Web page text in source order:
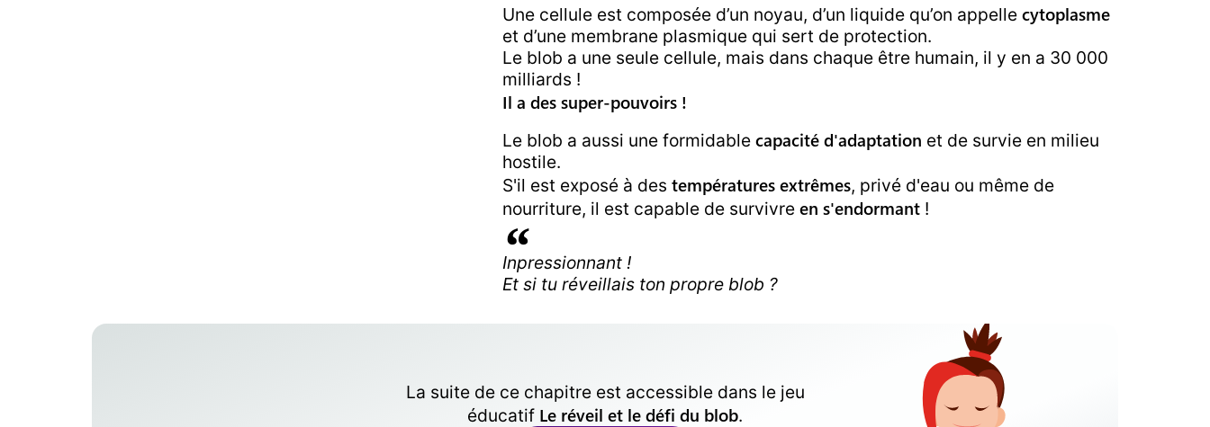
Une cellule est composée d’un noyau, d’un liquide qu’on appelle cytoplasme
et d’une membrane plasmique qui sert de protection.
Le blob a une seule cellule, mais dans chaque être humain, il y en a 30 000
milliards !
Il a des super-pouvoirs !
Le blob a aussi une formidable capacité d'adaptation et de survie en milieu
hostile.
S'il est exposé à des températures extrêmes, privé d'eau ou même de
nourriture, il est capable de survivre en s'endormant !
Inpressionnant !
Et si tu réveillais ton propre blob ?
La suite de ce chapitre est accessible dans le jeu
éducatif Le réveil et le défi du blob.